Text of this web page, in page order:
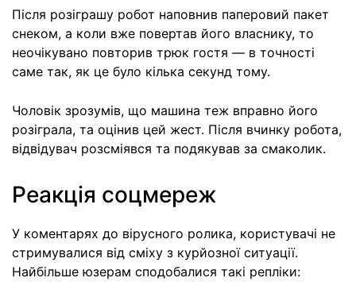
Після розіграшу робот наповнив паперовий пакет
снеком, а коли вже повертав його власнику, то
неочікувано повторив трюк гостя — в точності
саме так, як це було кілька секунд тому.
Чоловік зрозумів, що машина теж вправно його
розіграла, та оцінив цей жест. Після вчинку робота,
відвідувач розсміявся та подякував за смаколик.
Реакція соцмереж
У коментарях до вірусного ролика, користувачі не
стримувалися від сміху з курйозної ситуації.
Найбільше юзерам сподобалися такі репліки: